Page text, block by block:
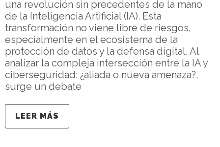
una revolución sin precedentes de la mano
de la Inteligencia Artificial (IA). Esta
transformación no viene libre de riesgos,
especialmente en el ecosistema de la
protección de datos y la defensa digital. Al
analizar la compleja intersección entre la IA y
ciberseguridad: ¿aliada o nueva amenaza?,
surge un debate
LEER MÁS